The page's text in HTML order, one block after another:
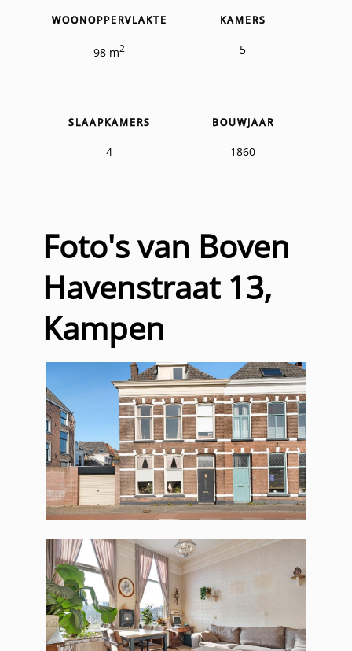
WOONOPPERVLAKTE
98 m2
KAMERS
5
SLAAPKAMERS
4
BOUWJAAR
1860
Foto's van Boven
Havenstraat 13,
Kampen